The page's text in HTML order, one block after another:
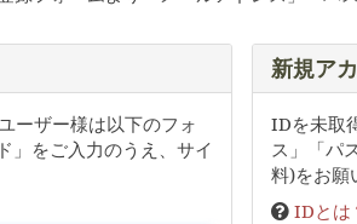
ーザー様は以下のフォ
」をご入力のうえ、サイ
新規ア
IDを未取
ス」「パ
料)をお願
IDとは